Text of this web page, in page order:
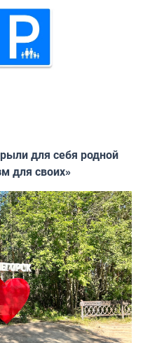
для себя родной
для своих»